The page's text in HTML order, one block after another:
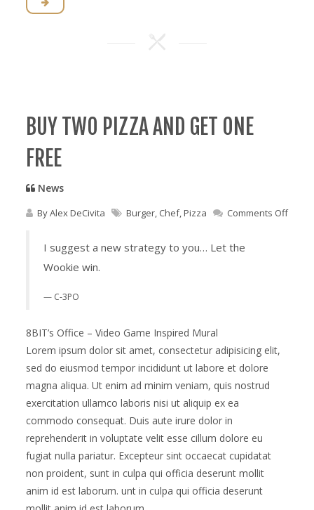
BUY TWO PIZZA AND GET ONE
FREE
News
ByAlex DeCivita Burger, Chef,Pizza Comments Offon
I suggest a new strategy to you… Let the
Wookie win.
C-3PO
8BIT’s Office – Video Game Inspired Mural
Lorem ipsum dolor sit amet, consectetur adipisicing elit,
sed do eiusmod tempor incididunt ut labore et dolore
magna aliqua. Ut enim ad minim veniam, quis nostrud
exercitation ullamco laboris nisi ut aliquip ex ea
commodo consequat. Duis aute irure dolor in
reprehenderit in voluptate velit esse cillum dolore eu
fugiat nulla pariatur. Excepteur sint occaecat cupidatat
non proident, sunt in culpa qui officia deserunt mollit
anim id est laborum. unt in culpa qui officia deserunt